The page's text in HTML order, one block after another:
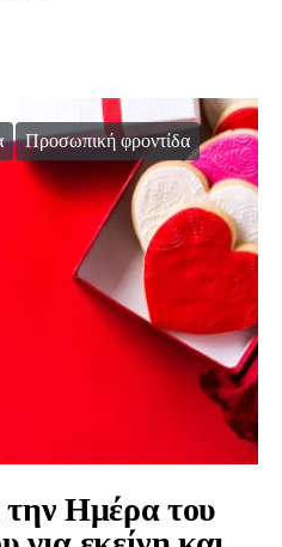
Προσωπική φροντίδα
την Ημέρα του